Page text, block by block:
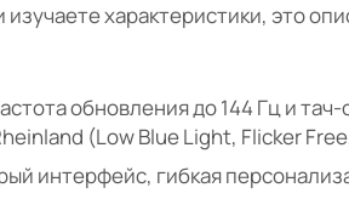
изучаете характеристики, это
обновления до 144 Гц и
(Low Blue Light, Flicker
интерфейс, гибкая